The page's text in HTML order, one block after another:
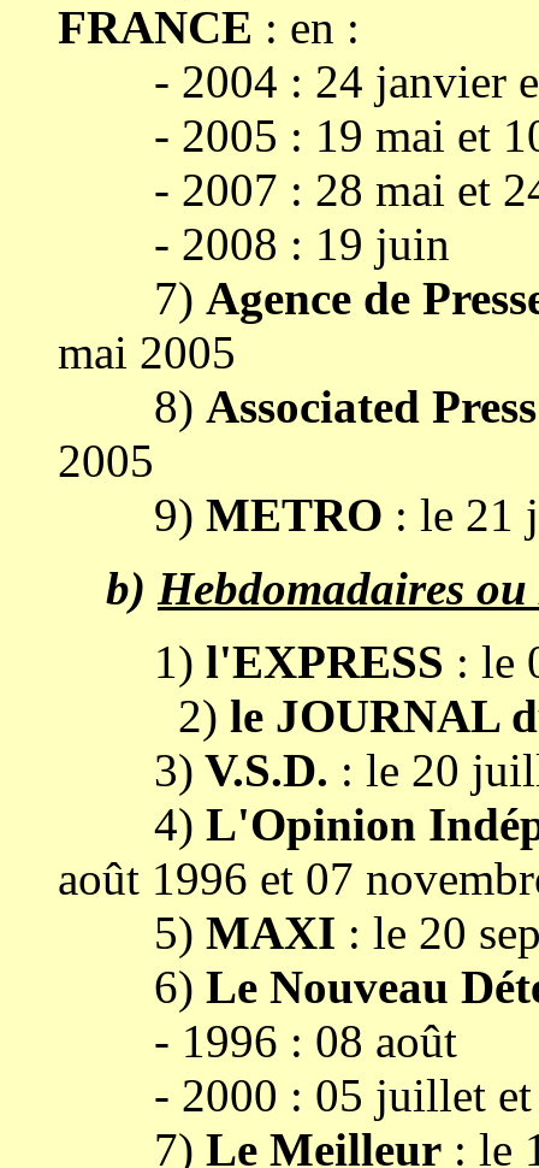
FRANCE : en :
- 2004 : 24 janvier et
- 2005 : 19 mai et
- 2007 : 28 mai et 24
- 2008 : 19 juin
7) Agence de
mai 2005
8) Associated
2005
9) METRO : le 21
b) Hebdomadaires
1) l'EXPRESS : le
2) le JOURNAL
3) V.S.D. : le 20
4) L'Opinion
août 1996 et 07
5) MAXI : le 20
6) Le Nouveau
- 1996 : 08 août
- 2000 : 05 juillet et
7) Le Meilleur : le